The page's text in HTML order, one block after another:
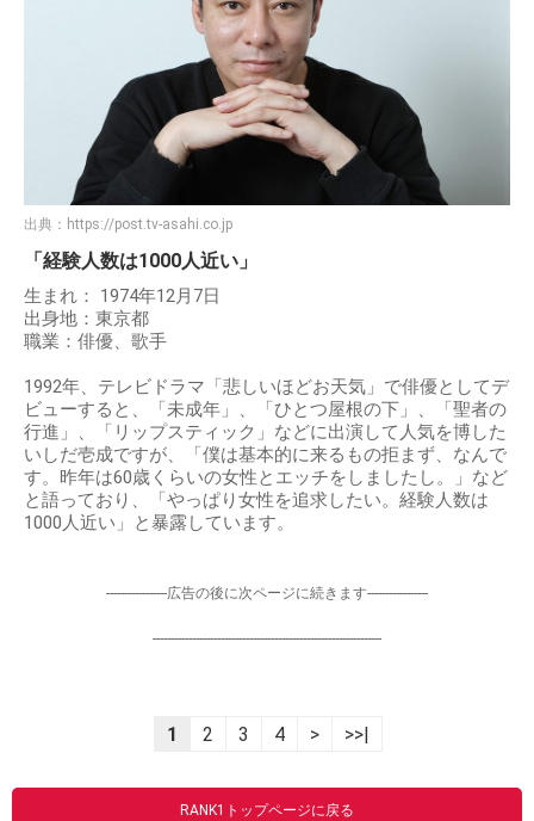
出典： https://post.tv-asahi.co.jp
「経験人数は1000人近い」
生まれ： 1974年12月7日
出身地：東京都
職業：俳優、歌手
1992年、テレビドラマ「悲しいほどお天気」で俳優としてデ
ビューすると、「未成年」、「ひとつ屋根の下」、「聖者の
行進」、「リップスティック」などに出演して人気を博した
いしだ壱成ですが、「僕は基本的に来るもの拒まず、なんで
す。昨年は60歳くらいの女性とエッチをしましたし。」など
と語っており、「やっぱり女性を追求したい。経験人数は
1000人近い」と暴露しています。
-----------------広告の後に次ページに続きます-----------------
----------------------------------------------------------------
1 2 3 4 > >>|
RANK1トップページに戻る